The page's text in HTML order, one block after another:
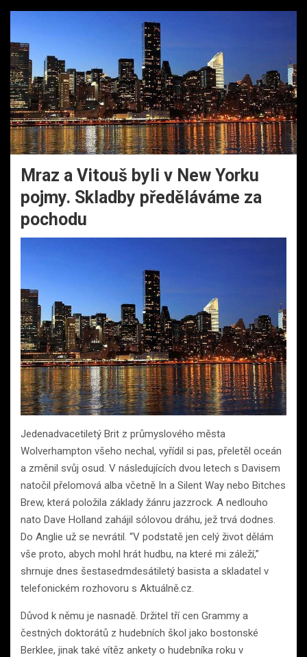
Mraz a Vitouš byli v New Yorku
pojmy. Skladby předěláváme za
pochodu
Jedenadvacetiletý Brit z průmyslového města
Wolverhampton všeho nechal, vyřídil si pas, přeletěl oceán
a změnil svůj osud. V následujících dvou letech s Davisem
natočil přelomová alba včetně In a Silent Way nebo Bitches
Brew, která položila základy žánru jazzrock. A nedlouho
nato Dave Holland zahájil sólovou dráhu, jež trvá dodnes.
Do Anglie už se nevrátil. “V podstatě jen celý život dělám
vše proto, abych mohl hrát hudbu, na které mi záleží,”
shrnuje dnes šestasedmdesátiletý basista a skladatel v
telefonickém rozhovoru s Aktuálně.cz.
Důvod k němu je nasnadě. Držitel tří cen Grammy a
čestných doktorátů z hudebních škol jako bostonské
Berklee, jinak také vítěz ankety o hudebníka roku v